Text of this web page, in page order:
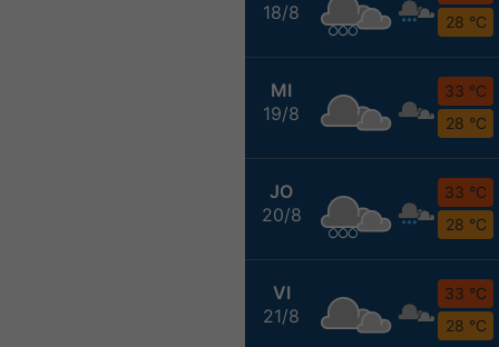
18/8
28 °C
MI
19/8
33 °C
28 °C
JO
20/8
33 °C
28 °C
VI
21/8
33 °C
28 °C